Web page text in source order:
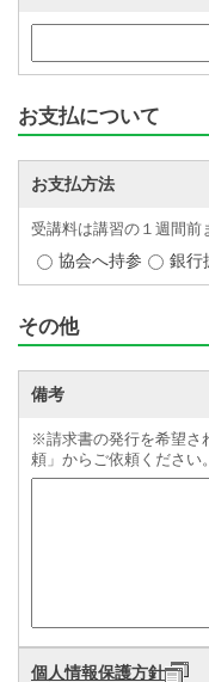
お支払について
お支払方法
受講料は講習の１週間前
協会へ持参 銀行
その他
備考
※請求書の発行を希望さ
頼」からご依頼ください。
個人情報保護方針